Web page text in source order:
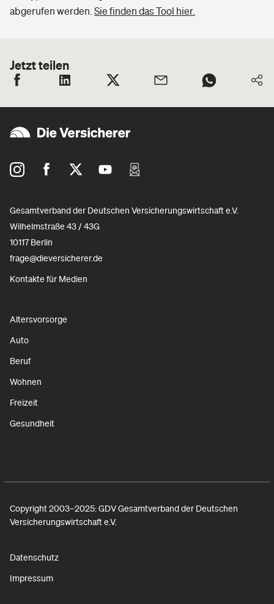
abgerufen werden. Sie finden das Tool hier.
Jetzt teilen
Gesamtverband der Deutschen Versicherungswirtschaft e.V.
Wilhelmstraße 43 / 43G
10117 Berlin
frage@dieversicherer.de
Kontakte für Medien
Altersvorsorge
Auto
Beruf
Wohnen
Freizeit
Gesundheit
Copyright 2003–2025: GDV Gesamtverband der Deutschen
Versicherungswirtschaft e.V.
Datenschutz
Impressum